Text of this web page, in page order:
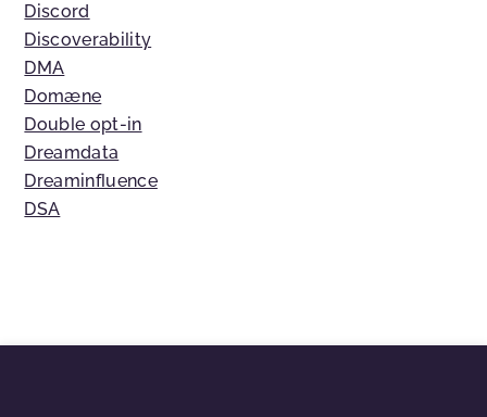
Discord
Discoverability
DMA
Domæne
Double opt-in
Dreamdata
Dreaminfluence
DSA